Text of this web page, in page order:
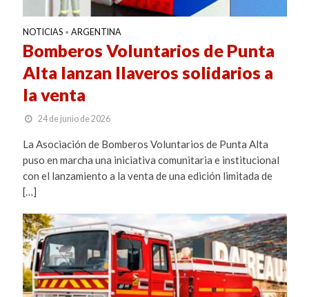
NOTICIAS • ARGENTINA
Bomberos Voluntarios de Punta
Alta lanzan llaveros solidarios a
la venta
24 de junio de 2026
La Asociación de Bomberos Voluntarios de Punta Alta
puso en marcha una iniciativa comunitaria e institucional
con el lanzamiento a la venta de una edición limitada de
[…]